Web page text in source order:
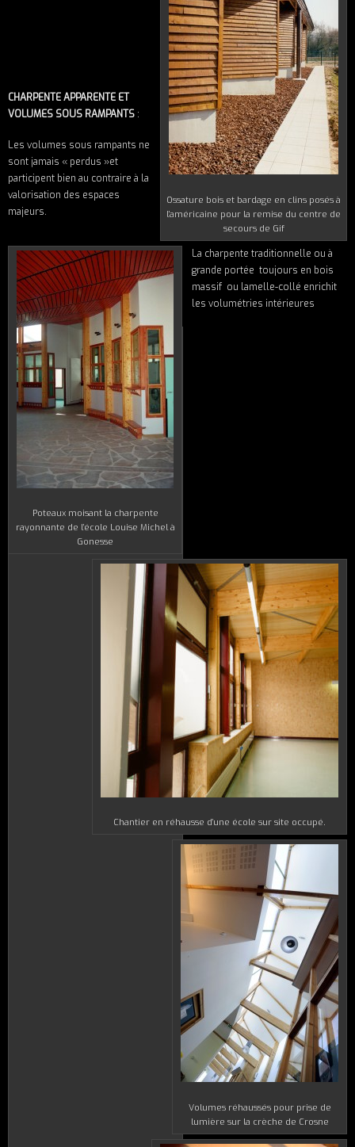
Ossature bois et bardage en clins posés à
l’américaine pour la remise du centre de
secours de Gif
Poteaux moisant la charpente
rayonnante de l’école Louise Michel à
Gonesse
Chantier en réhausse d’une école sur site occupé.
CHARPENTE APPARENTE ET
VOLUMES SOUS RAMPANTS :
Les volumes sous rampants ne
sont jamais « perdus »et
participent bien au contraire à la
valorisation des espaces
majeurs.
Volumes réhaussés pour prise de
lumière sur la crèche de Crosne
La charpente traditionnelle ou à
grande portée toujours en bois
massif ou lamelle-collé enrichit
les volumétries intérieures